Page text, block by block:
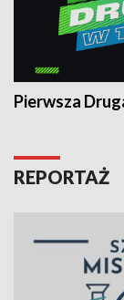
Pierwsza
REPORTAŻ